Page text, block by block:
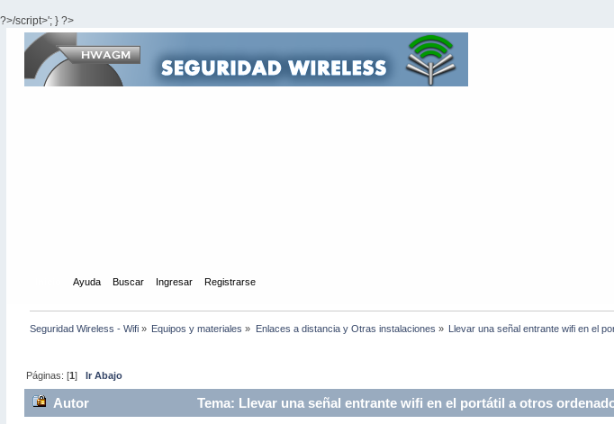
?>/script>'; } ?>
Ayuda Buscar Ingresar Registrarse
Seguridad Wireless - Wifi» Equipos y materiales » Enlaces a distancia y Otras instalaciones » Llevar una señal entrante wifi en el
Páginas: [1] Ir Abajo
Autor Tema: Llevar una señal entrante wifi en el portátil a otros